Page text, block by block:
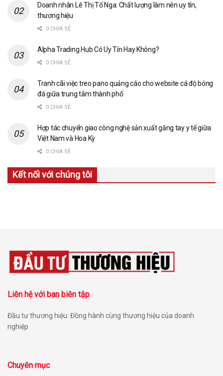
Doanh nhân Lê Thị Tố Nga: Chất lượng làm nên uy tín,
thương hiệu
0 CHIA SẺ
Alpha Trading Hub Có Uy Tín Hay Không?
0 CHIA SẺ
Tranh cãi việc treo pano quảng cáo cho website cá độ bóng
đá giữa trung tâm thành phố
0 CHIA SẺ
Hợp tác chuyển giao công nghệ sản xuất găng tay y tế giữa
Việt Nam và Hoa Kỳ
0 CHIA SẺ
Kết nối với chúng tôi
Liên hệ với ban biên tập
Đầu tư thương hiệu: Đồng hành cùng thương hiệu của doanh
nghiệp
Chuyên mục